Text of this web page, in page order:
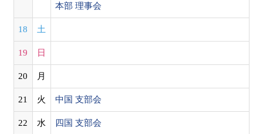
本部 理事会
18 土
19 日
20 月
21 火 中国 支部会
22 水 四国 支部会